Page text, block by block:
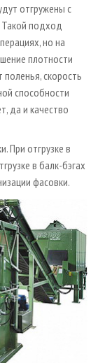
отгружены с
Такой подход
но на
плотности
скорость
способности
да и качество
При отгрузке в
в балк-бэгах
фасовки.